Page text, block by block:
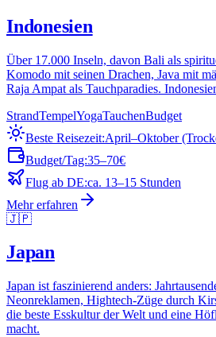
Indonesien
Über 17.000 Inseln, davon Bali als
Komodo mit seinen Drachen, Java mit
Raja Ampat als Tauchparadies.
StrandTempelYogaTauchenBudget
Beste Reisezeit:April–Oktober
Budget/Tag:35–70€
Flug ab DE:ca. 13–15 Stunden
Mehr erfahren
🇯🇵
Japan
Japan ist faszinierend anders:
Neonreklamen, Hightech-Züge durch
die beste Esskultur der Welt und eine
macht.